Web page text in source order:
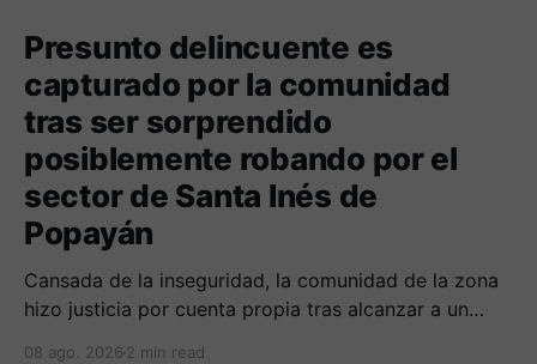
Presunto delincuente es
capturado por la comunidad
tras ser sorprendido
posiblemente robando por el
sector de Santa Inés de
Popayán
Cansada de la inseguridad, la comunidad de la zona
hizo justicia por cuenta propia tras alcanzar a un
08 ago. 2026 2 min read